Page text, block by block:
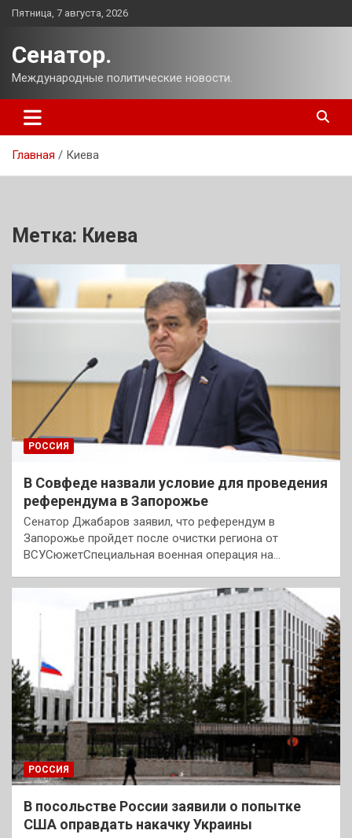
Перейти
Пятница, 7 августа, 2026
Сенатор.
Международные политические новости.
Главная Киева
Метка: Киева
РОССИЯ
В Совфеде назвали условие для проведения
референдума в Запорожье
Сенатор Джабаров заявил, что референдум в
Запорожье пройдет после очистки региона от
ВСУСюжетСпециальная военная операция на…
РОССИЯ
В посольстве России заявили о попытке
США оправдать накачку Украины